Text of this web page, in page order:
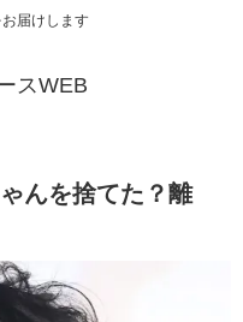
届けします
スWEB
んを捨てた？離